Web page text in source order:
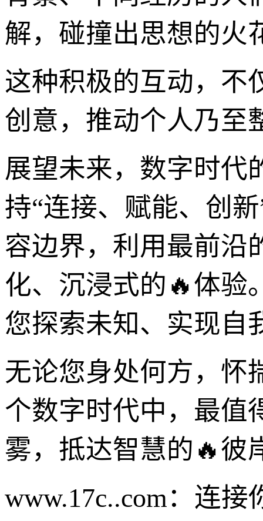
解，碰撞出思想的火
这种积极的互动，不
创意，推动个人乃至
展望未来，数字时代
持“连接、赋能、创
容边界，利用最前沿
化、沉浸式的🔥体验
您探索未知、实现自
无论您身处何方，怀
个数字时代中，最值
雾，抵达智慧的🔥彼
www.17c..com：连